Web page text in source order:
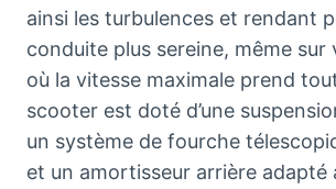
ainsi les turbulences et rendant
conduite plus sereine, même sur
où la vitesse maximale prend
scooter est doté d’une
un système de fourche
et un amortisseur arrière adapté